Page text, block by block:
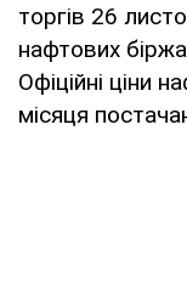
торгів 26
нафтових
Офіційні ціни
місяця